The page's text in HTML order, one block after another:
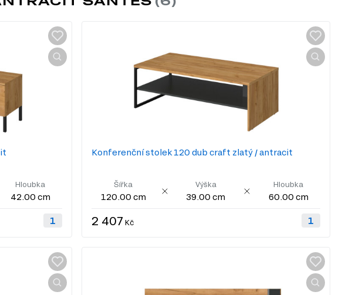
Hloubka
42.00 cm
Konferenční stolek 120 dub craft zlatý / antracit
Šířka
120.00 cm
Výška
39.00 cm
Hloubka
60.00 cm
2 407 Kč